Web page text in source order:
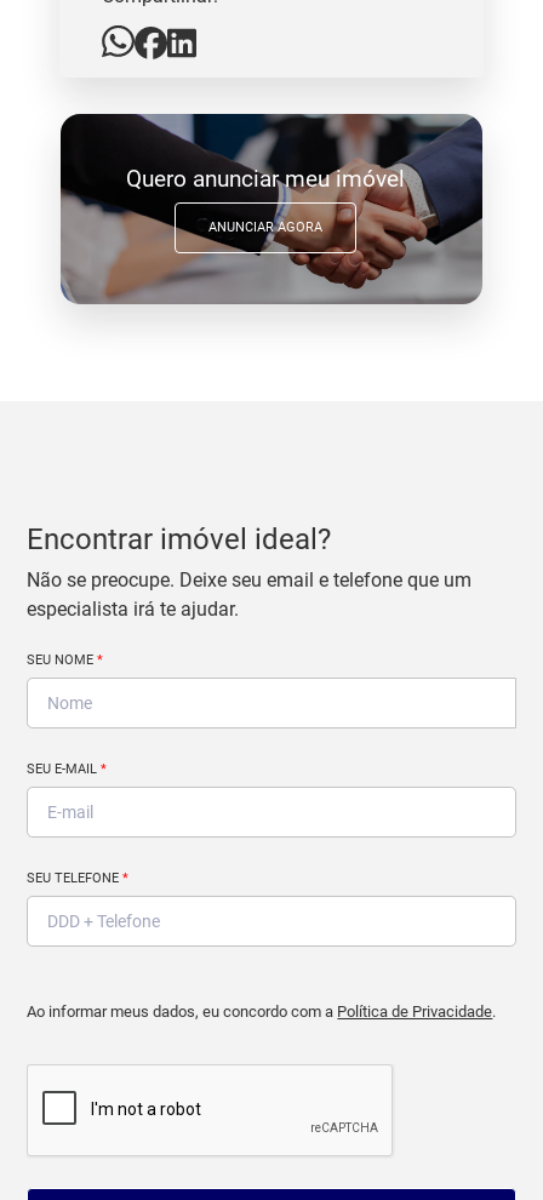
Quero anunciar meu imóvel
ANUNCIAR AGORA
Encontrar imóvel ideal?
Não se preocupe. Deixe seu email e telefone que um
especialista irá te ajudar.
SEU NOME*
SEU E-MAIL*
SEU TELEFONE*
Ao informar meus dados, eu concordo com a Política de Privacidade.